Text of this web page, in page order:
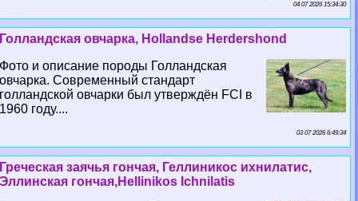
04 07 2026 15:34:30
Голландская овчарка, Hollandse Herdershond
Фото и описание породы Голландская
овчарка. Современный стандарт
голландской овчарки был утверждён FCI в
1960 году....
03 07 2026 6:49:34
Греческая заячья гончая, Геллиникос ихнилатис,
Эллинская гончая,Hellinikos Ichnilatis